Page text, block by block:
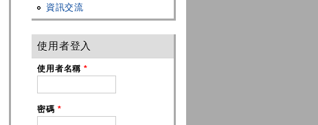
資訊交流
使用者登入
使用者名稱*
密碼 *